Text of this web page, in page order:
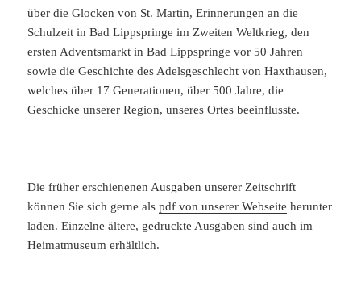
über die Glocken von St. Martin, Erinnerungen an die
Schulzeit in Bad Lippspringe im Zweiten Weltkrieg, den
ersten Adventsmarkt in Bad Lippspringe vor 50 Jahren
sowie die Geschichte des Adelsgeschlecht von Haxthausen,
welches über 17 Generationen, über 500 Jahre, die
Geschicke unserer Region, unseres Ortes beeinflusste.
Die früher erschienenen Ausgaben unserer Zeitschrift
können Sie sich gerne alspdf von unserer Webseite herunter
laden. Einzelne ältere, gedruckte Ausgaben sind auch im
Heimatmuseum erhältlich.